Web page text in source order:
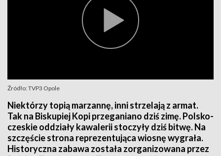
Źródło: TVP3 Opole
Niektórzy topią marzannę, inni strzelają z armat.
Tak na Biskupiej Kopi przeganiano dziś zimę. Polsko-
czeskie oddziały kawalerii stoczyły dziś bitwę. Na
szczęście strona reprezentująca wiosnę wygrała.
Historyczna zabawa została zorganizowana przez